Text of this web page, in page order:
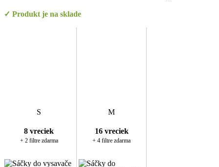
✓ Produkt je na sklade
S
8 vreciek
+ 2 filtre zdarma
M
16 vreciek
+ 4 filtre zdarma